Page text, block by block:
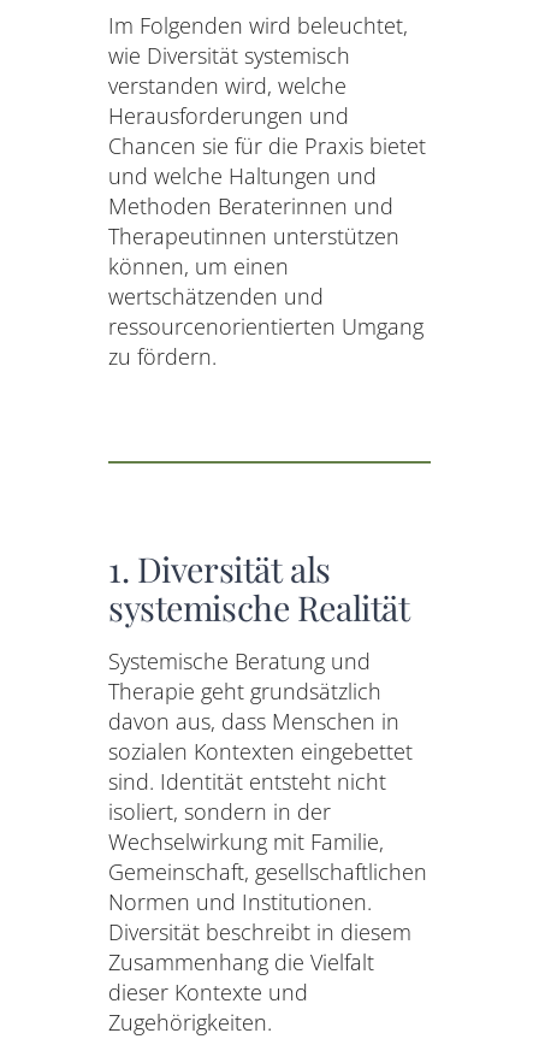
Im Folgenden wird beleuchtet,
wie Diversität systemisch
verstanden wird, welche
Herausforderungen und
Chancen sie für die Praxis bietet
und welche Haltungen und
Methoden Beraterinnen und
Therapeutinnen unterstützen
können, um einen
wertschätzenden und
ressourcenorientierten Umgang
zu fördern.
1. Diversität als
systemische Realität
Systemische Beratung und
Therapie geht grundsätzlich
davon aus, dass Menschen in
sozialen Kontexten eingebettet
sind. Identität entsteht nicht
isoliert, sondern in der
Wechselwirkung mit Familie,
Gemeinschaft, gesellschaftlichen
Normen und Institutionen.
Diversität beschreibt in diesem
Zusammenhang die Vielfalt
dieser Kontexte und
Zugehörigkeiten.